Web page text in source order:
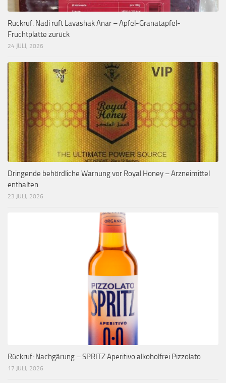
Rückruf: Nadi ruft Lavashak Anar – Apfel-Granatapfel-
Fruchtplatte zurück
24 JULI, 2026
Dringende behördliche Warnung vor Royal Honey – Arzneimittel
enthalten
23 JULI, 2026
Rückruf: Nachgärung – SPRITZ Aperitivo alkoholfrei Pizzolato
17 JULI, 2026